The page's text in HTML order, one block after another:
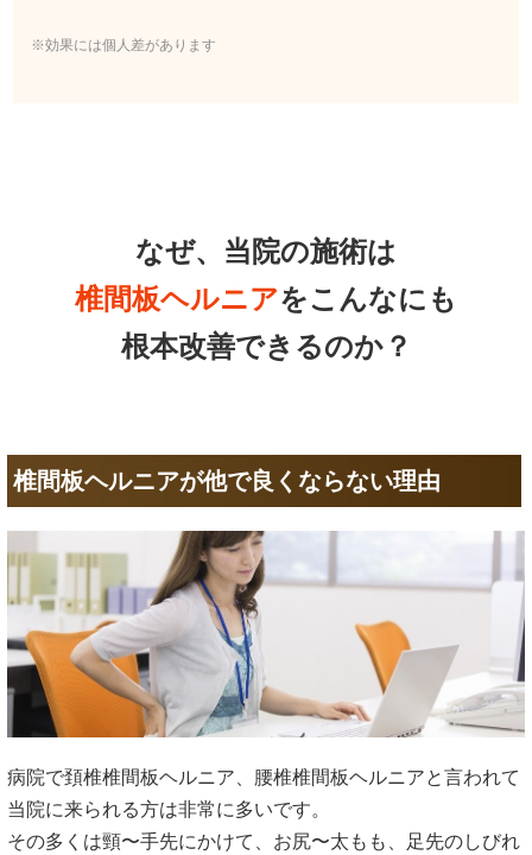
※効果には個人差があります
なぜ、当院の施術は
椎間板ヘルニアをこんなにも
根本改善できるのか？
椎間板ヘルニアが他で良くならない理由
病院で頚椎椎間板ヘルニア、腰椎椎間板ヘルニアと言われて
当院に来られる方は非常に多いです。
その多くは頸〜手先にかけて、お尻〜太もも、足先のしびれ